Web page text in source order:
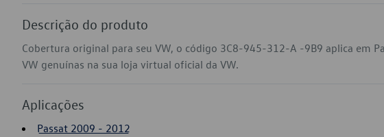
Descrição do produto
Cobertura original para seu VW, o código 3C8-945-312-A -9B9 aplica em
VW genuínas na sua loja virtual oficial da VW.
Aplicações
Passat 2009 - 2012